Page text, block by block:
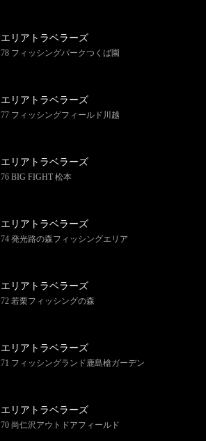
エリアトラベラーズ
78 フィッシングパークつくば園
エリアトラベラーズ
77 フィッシングフィールド川越
エリアトラベラーズ
76 BIG FIGHT 松本
エリアトラベラーズ
74 発光路の森フィッシングエリア
エリアトラベラーズ
72 若栗フィッシングの森
エリアトラベラーズ
71 フィッシングランド鹿島槍ガーデン
エリアトラベラーズ
70 尚仁沢アウトドアフィールド